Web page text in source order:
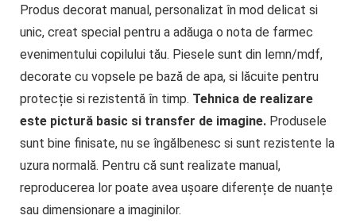
Produs decorat manual, personalizat în mod delicat si
unic, creat special pentru a adăuga o nota de farmec
evenimentului copilului tău. Piesele sunt din lemn/mdf,
decorate cu vopsele pe bază de apa, si lăcuite pentru
protecție si rezistentă în timp. Tehnica de realizare
este pictură basic si transfer de imagine.Produsele
sunt bine finisate, nu se îngălbenesc si sunt rezistente la
uzura normală. Pentru că sunt realizate manual,
reproducerea lor poate avea ușoare diferențe de nuanțe
sau dimensionare a imaginilor.